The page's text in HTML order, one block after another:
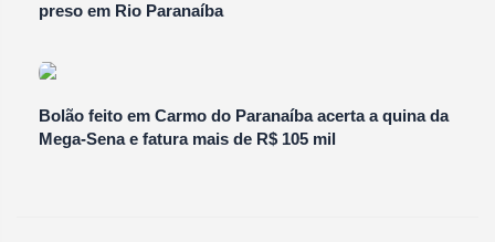
preso em Rio Paranaíba
Bolão feito em Carmo do Paranaíba acerta a quina da
Mega-Sena e fatura mais de R$ 105 mil